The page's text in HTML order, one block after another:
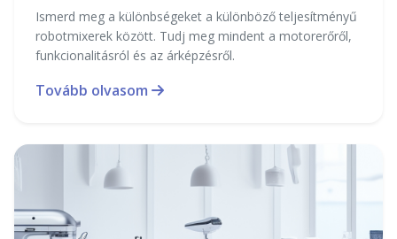
Ismerd meg a különbségeket a különböző teljesítményű
robotmixerek között. Tudj meg mindent a motorerőről,
funkcionalitásról és az árképzésről.
Tovább olvasom